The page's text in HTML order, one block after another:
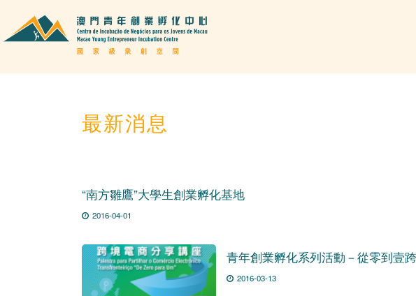
最新消息
“南方雛鷹”大學生創業孵化基地
2016-04-01
青年創業孵化系列活動－從零到壹
2016-03-13